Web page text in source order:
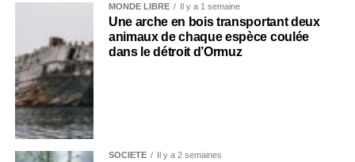
MONDE LIBRE Il y a 1 semaine
Une arche en bois transportant deux
animaux de chaque espèce coulée
dans le détroit d’Ormuz
SOCIÉTÉ Il y a 2 semaines